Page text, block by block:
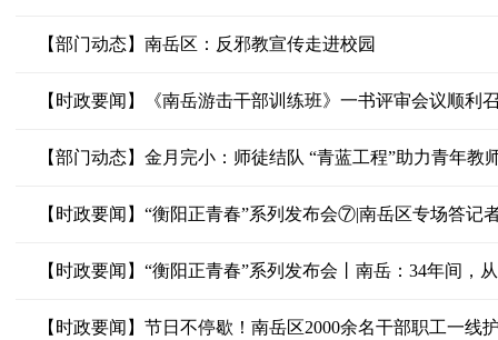
【部门动态】南岳区：反邪教宣传走进校园
【时政要闻】《南岳游击干部训练班》一书评审会议顺利
【部门动态】金月完小：师徒结队 “青蓝工程”助力青年教
【时政要闻】“衡阳正青春”系列发布会⑦|南岳区专场答记
【时政要闻】“衡阳正青春”系列发布会丨南岳：34年间，
【时政要闻】节日不停歇！南岳区2000余名干部职工一线